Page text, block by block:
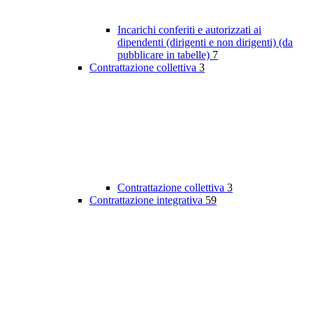
Incarichi conferiti e autorizzati ai
dipendenti (dirigenti e non dirigenti) (da
pubblicare in tabelle) 7
Contrattazione collettiva 3
Contrattazione collettiva 3
Contrattazione integrativa 59